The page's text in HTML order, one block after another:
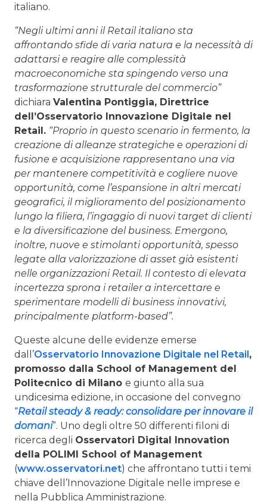
italiano.
“Negli ultimi anni il Retail italiano sta
affrontando sfide di varia natura e la necessità di
adattarsi e reagire alle complessità
macroeconomiche sta spingendo verso una
trasformazione strutturale del commercio”
dichiara Valentina Pontiggia, Direttrice
dell’Osservatorio Innovazione Digitale nel
Retail. “Proprio in questo scenario in fermento, la
creazione di alleanze strategiche e operazioni di
fusione e acquisizione rappresentano una via
per mantenere competitività e cogliere nuove
opportunità, come l’espansione in altri mercati
geografici, il miglioramento del posizionamento
lungo la filiera, l’ingaggio di nuovi target di clienti
e la diversificazione del business. Emergono,
inoltre, nuove e stimolanti opportunità, spesso
legate alla valorizzazione di asset già esistenti
nelle organizzazioni Retail. Il contesto di elevata
incertezza sprona i retailer a intercettare e
sperimentare modelli di business innovativi,
principalmente platform-based”.
Queste alcune delle evidenze emerse
dall’Osservatorio Innovazione Digitale nel Retail,
promosso dalla School of Management del
Politecnico di Milano e giunto alla sua
undicesima edizione, in occasione del convegno
“Retail steady & ready: consolidare per innovare il
domani”. Uno degli oltre 50 differenti filoni di
ricerca degli Osservatori Digital Innovation
della POLIMI School of Management
(www.osservatori.net) che affrontano tutti i temi
chiave dell’Innovazione Digitale nelle imprese e
nella Pubblica Amministrazione.